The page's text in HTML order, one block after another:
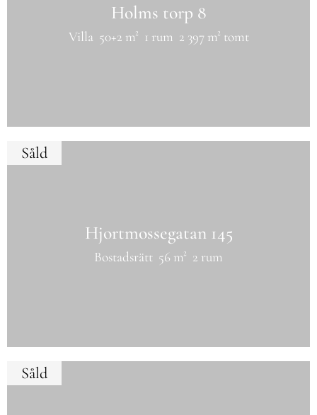
Holms torp 8
Villa 50+2 m² 1 rum 2 397 m² tomt
Hjortmossegatan 145
Bostadsrätt 56 m² 2 rum
Såld
Såld